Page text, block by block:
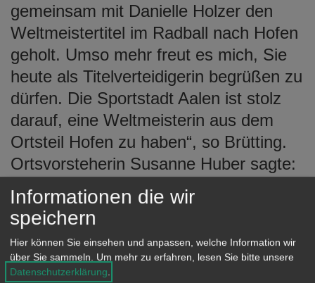
gemeinsam mit Danielle Holzer den
Weltmeistertitel im Radball nach Hofen
geholt. Umso mehr freut es mich, Sie
heute als Titelverteidigerin begrüßen zu
dürfen. Die Sportstadt Aalen ist stolz
darauf, eine Weltmeisterin aus dem
Ortsteil Hofen zu haben“, so Brütting.
Ortsvorsteherin Susanne Huber sagte:
„Heute Abend trifft eine amtierende
Weltmeisterin aus Hofen auf einen
ehemaligen Weltmeister aus Hofen. Es
ist bewundernswert, mit welcher
Hingabe und mit welchem Engagement
Informationen die wir
speichern
Hier können Sie einsehen und anpassen, welche Information wir
über Sie sammeln. Um mehr zu erfahren, lesen Sie bitte unsere
Datenschutzerklärung.